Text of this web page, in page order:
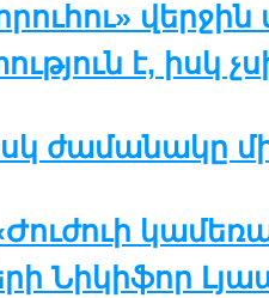
վերջին
է, իսկ
ժամանակը
Նիկիֆոր